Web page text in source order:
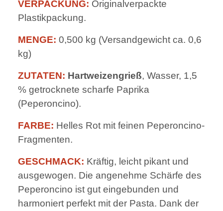
VERPACKUNG: Originalverpackte
Plastikpackung.
MENGE: 0,500 kg (Versandgewicht ca. 0,6
kg)
ZUTATEN: Hartweizengrieß, Wasser, 1,5
% getrocknete scharfe Paprika
(Peperoncino).
FARBE: Helles Rot mit feinen Peperoncino-
Fragmenten.
GESCHMACK: Kräftig, leicht pikant und
ausgewogen. Die angenehme Schärfe des
Peperoncino ist gut eingebunden und
harmoniert perfekt mit der Pasta. Dank der